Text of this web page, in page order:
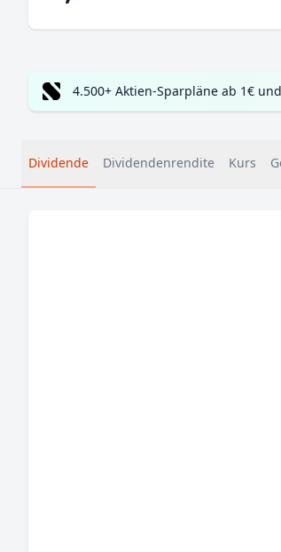
4.500+ Aktien-Sparpläne ab 1€
Dividende Dividendenrendite Kurs